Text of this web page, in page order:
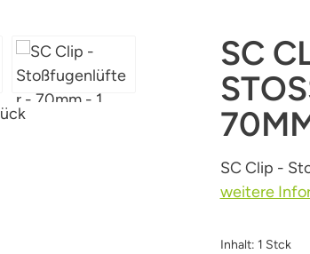
SC
0MM
SC Clip -
weitere
Inhalt: 1 Stck